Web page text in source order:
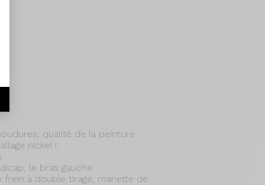
qualité de la peinture.
nickel !
le bras gauche.
à double tirage, manette de